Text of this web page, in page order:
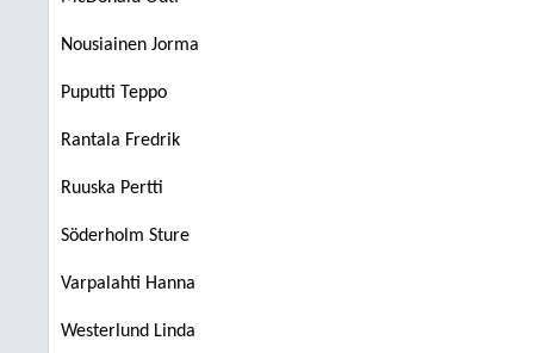
Nousiainen Jorma
Puputti Teppo
Rantala Fredrik
Ruuska Pertti
Söderholm Sture
Varpalahti Hanna
Westerlund Linda